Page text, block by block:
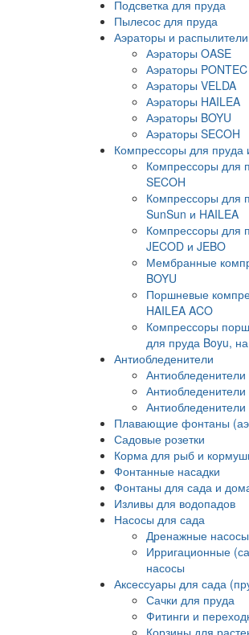
Подсветка для пруда
Пылесос для пруда
Аэраторы и распылители
Аэраторы OASE
Аэраторы PONTEC
Аэраторы VELDA
Аэраторы HAILEA
Аэраторы BOYU
Аэраторы SECOH
Компрессоры для пруда
Компрессоры для
SECOH
Компрессоры для
SunSun и HAILEA
Компрессоры для
JECOD и JEBO
Мембранные
BOYU
Поршневые
HAILEA ACO
Компрессоры
для пруда Boyu,
Антиобледенители
Антиобледенители
Антиобледенители
Плавающие фонтаны
Садовые розетки
Корма для рыб и
Фонтанные насадки
Фонтаны для сада и
Изливы для водопадов
Насосы для сада
Дренажные насосы
Ирригационные
насосы
Аксессуары для сада
Сачки для пруда
Фитинги и
Корзины для